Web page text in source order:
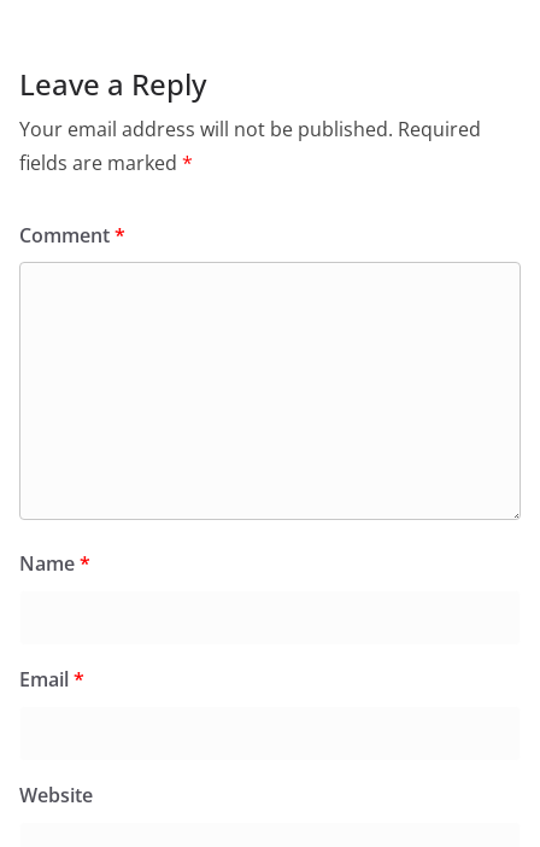
Leave a Reply
Your email address will not be published. Required
fields are marked *
Comment*
Name*
Email*
Website